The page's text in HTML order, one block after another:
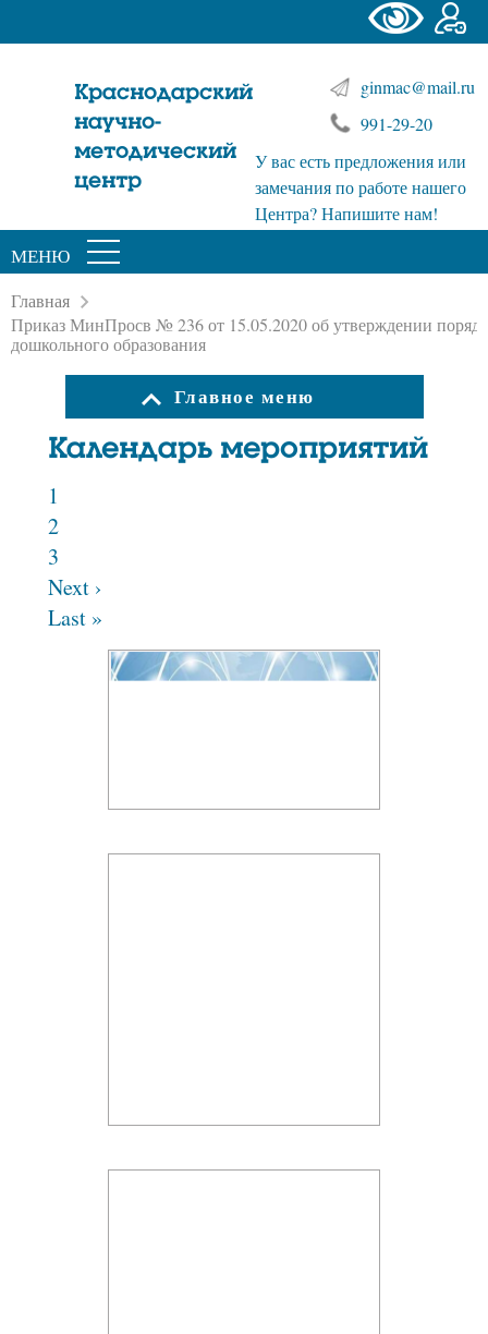
Краснодарский
научно-
методический
центр
ginmac@mail.ru
991-29-20
У вас есть предложения или
замечания по работе нашего
Центра? Напишите нам!
МЕНЮ
Главная
Приказ МинПросв № 236 от 15.05.2020 об утверждении
дошкольного образования
Главное меню
Календарь мероприятий
1
2
3
Next ›
Last »